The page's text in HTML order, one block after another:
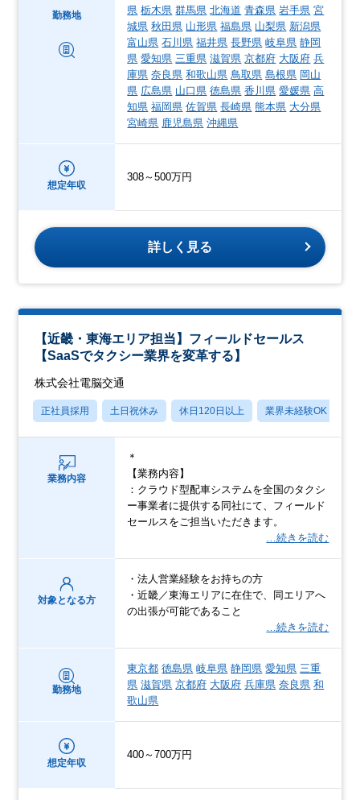
勤務地 県 栃木県 群馬県 北海道 青森県 岩手県 宮
城県 秋田県 山形県 福島県 山梨県 新潟県
富山県 石川県 福井県 長野県 岐阜県 静岡
県 愛知県 三重県 滋賀県 京都府 大阪府 兵
庫県 奈良県 和歌山県 鳥取県 島根県 岡山
県 広島県 山口県 徳島県 香川県 愛媛県 高
知県 福岡県 佐賀県 長崎県 熊本県 大分県
宮崎県 鹿児島県 沖縄県
想定年収
308～500万円
詳しく見る
【近畿・東海エリア担当】フィールドセールス
【SaaSでタクシー業界を変革する】
株式会社電脳交通
正社員採用 土日祝休み 休日120日以上 業界未経験OK
業務内容
＊
【業務内容】
：クラウド型配車システムを全国のタクシ
ー事業者に提供する同社にて、フィールド
セールスをご担当いただきます。
…続きを読む
対象となる方
・法人営業経験をお持ちの方
・近畿／東海エリアに在住で、同エリアへ
の出張が可能であること
…続きを読む
勤務地
東京都 徳島県 岐阜県 静岡県 愛知県 三重
県 滋賀県 京都府 大阪府 兵庫県 奈良県 和
歌山県
想定年収
400～700万円